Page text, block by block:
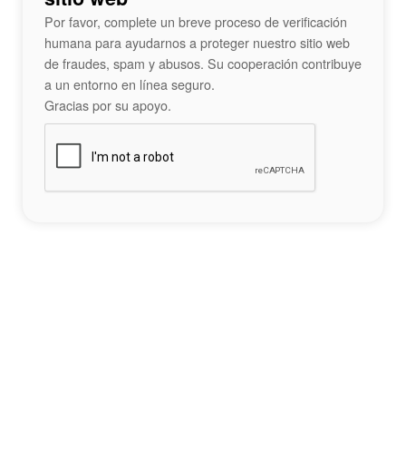
Por favor, complete un breve proceso de verificación
humana para ayudarnos a proteger nuestro sitio web
de fraudes, spam y abusos. Su cooperación contribuye
a un entorno en línea seguro.
Gracias por su apoyo.